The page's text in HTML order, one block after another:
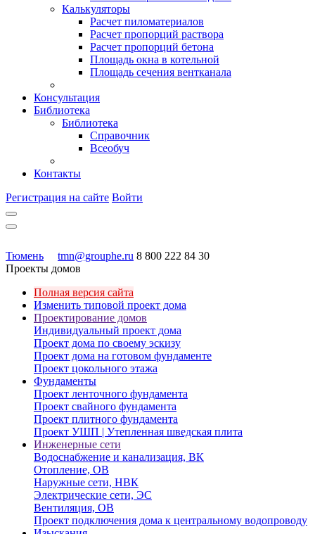
Калькуляторы
Расчет пиломатериалов
Расчет пропорций раствора
Расчет пропорций бетона
Площадь окна в котельной
Площадь сечения вентканала
Консультация
Библиотека
Библиотека
Справочник
Всеобуч
Контакты
Регистрация на сайте Войти
Тюмень tmn@grouphe.ru 8 800 222 84 30
Проекты домов
Полная версия сайта
Изменить типовой проект дома
Проектирование домов
Индивидуальный проект дома
Проект дома по своему эскизу
Проект дома на готовом фундаменте
Проект цокольного этажа
Фундаменты
Проект ленточного фундамента
Проект свайного фундамента
Проект плитного фундамента
Проект УШП | Утепленная шведская плита
Инженерные сети
Водоснабжение и канализация, ВК
Отопление, ОВ
Наружные сети, НВК
Электрические сети, ЭС
Вентиляция, ОВ
Проект подключения дома к центральному водопроводу